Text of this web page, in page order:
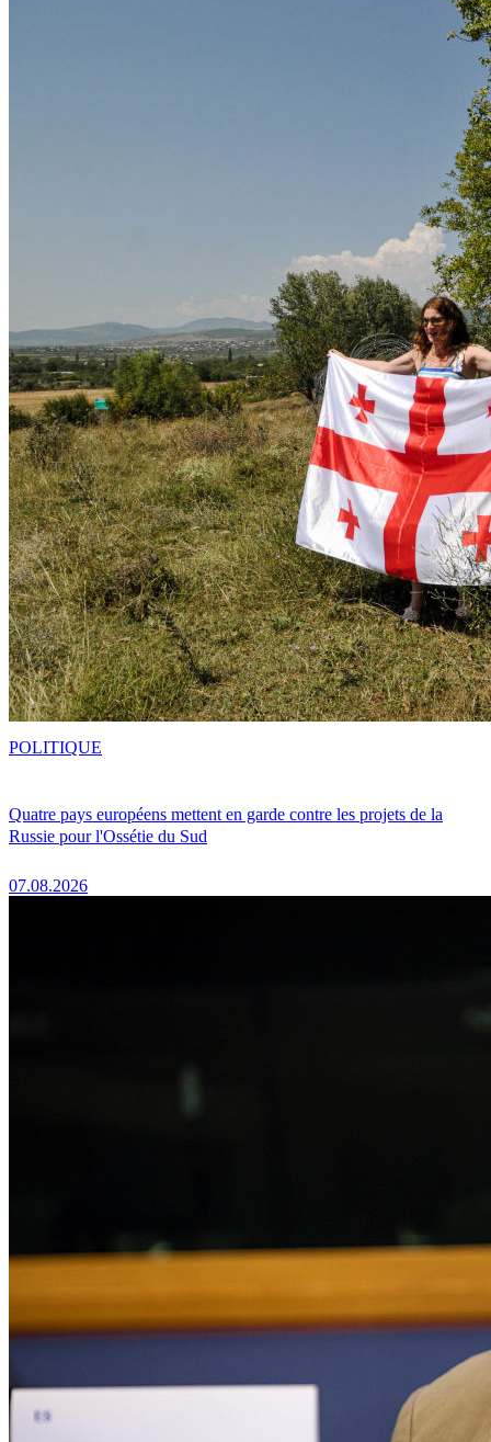
Quatre pays européens mettent en garde contre les projets de la
Russie pour l'Ossétie du Sud
07.08.2026
POLITIQUE